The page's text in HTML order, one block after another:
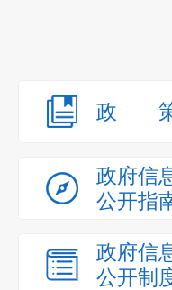
政
政府信
公开指
政府信
公开制